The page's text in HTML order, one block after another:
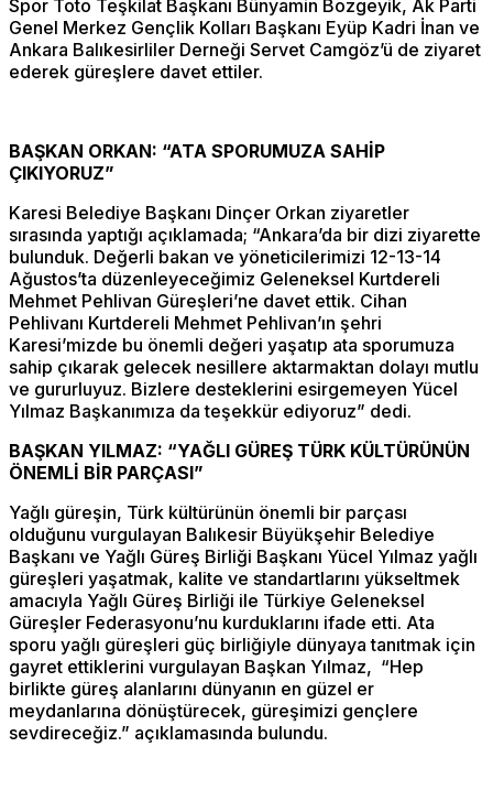
Spor Toto Teşkilat Başkanı Bünyamin Bozgeyik, Ak Parti
Genel Merkez Gençlik Kolları Başkanı Eyüp Kadri İnan ve
Ankara Balıkesirliler Derneği Servet Camgöz’ü de ziyaret
ederek güreşlere davet ettiler.
BAŞKAN ORKAN: “ATA SPORUMUZA SAHİP
ÇIKIYORUZ”
Karesi Belediye Başkanı Dinçer Orkan ziyaretler
sırasında yaptığı açıklamada; “Ankara’da bir dizi ziyarette
bulunduk. Değerli bakan ve yöneticilerimizi 12-13-14
Ağustos’ta düzenleyeceğimiz Geleneksel Kurtdereli
Mehmet Pehlivan Güreşleri’ne davet ettik. Cihan
Pehlivanı Kurtdereli Mehmet Pehlivan’ın şehri
Karesi’mizde bu önemli değeri yaşatıp ata sporumuza
sahip çıkarak gelecek nesillere aktarmaktan dolayı mutlu
ve gururluyuz. Bizlere desteklerini esirgemeyen Yücel
Yılmaz Başkanımıza da teşekkür ediyoruz” dedi.
BAŞKAN YILMAZ: “YAĞLI GÜREŞ TÜRK KÜLTÜRÜNÜN
ÖNEMLİ BİR PARÇASI”
Yağlı güreşin, Türk kültürünün önemli bir parçası
olduğunu vurgulayan Balıkesir Büyükşehir Belediye
Başkanı ve Yağlı Güreş Birliği Başkanı Yücel Yılmaz yağlı
güreşleri yaşatmak, kalite ve standartlarını yükseltmek
amacıyla Yağlı Güreş Birliği ile Türkiye Geleneksel
Güreşler Federasyonu’nu kurduklarını ifade etti. Ata
sporu yağlı güreşleri güç birliğiyle dünyaya tanıtmak için
gayret ettiklerini vurgulayan Başkan Yılmaz, “Hep
birlikte güreş alanlarını dünyanın en güzel er
meydanlarına dönüştürecek, güreşimizi gençlere
sevdireceğiz.” açıklamasında bulundu.